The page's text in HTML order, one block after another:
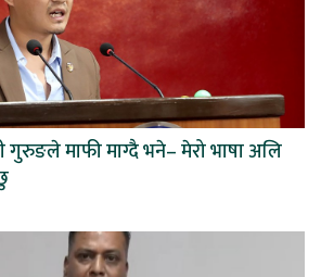
गुरुङले माफी माग्दै भने– मेरो भाषा अलि